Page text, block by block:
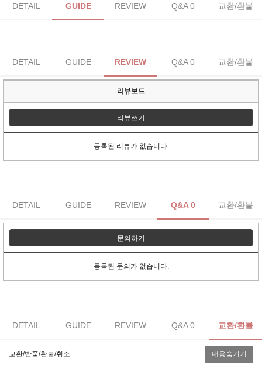
DETAIL GUIDE REVIEW Q&A 0 교환/환불
DETAIL GUIDE REVIEW Q&A 0 교환/환불
리뷰보드
리뷰쓰기
등록된 리뷰가 없습니다.
DETAIL GUIDE REVIEW Q&A 0 교환/환불
문의하기
등록된 문의가 없습니다.
DETAIL GUIDE REVIEW Q&A 0 교환/환불
교환/반품/환불/취소 내용숨기기